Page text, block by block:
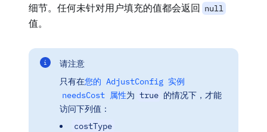
细节。任何未针对用户填充的值都会返回 null
值。
请注意
只有在您的 AdjustConfig 实例
needsCost 属性为 true 的情况下，才能
访问下列值：
costType